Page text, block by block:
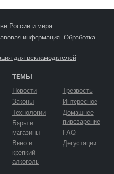
России и мира
информация. Обработка
для рекламодателей
ТЕМЫ
Новости
Законы
Технологии
Бары и
магазины
Вино и
крепкий
алкоголь
Трезвость
Интересное
Домашнее
пивоварение
FAQ
Дегустации